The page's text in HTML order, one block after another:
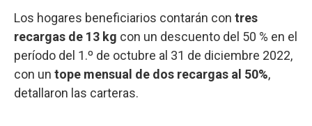
Los hogares beneficiarios contarán con tres
recargas de 13 kg con un descuento del 50 % en el
período del 1.º de octubre al 31 de diciembre 2022,
con un tope mensual de dos recargas al 50%,
detallaron las carteras.